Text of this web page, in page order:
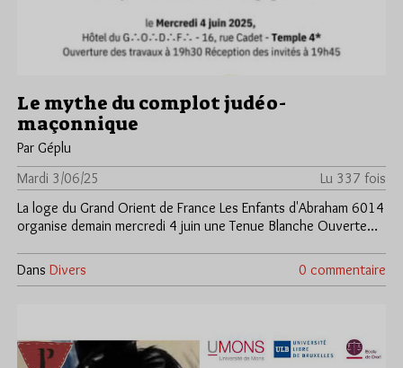
Le mythe du complot judéo-
maçonnique
Par Géplu
Mardi 3/06/25
Lu 337 fois
La loge du Grand Orient de France Les Enfants d'Abraham 6014
organise demain mercredi 4 juin une Tenue Blanche Ouverte…
Dans Divers 0 commentaire